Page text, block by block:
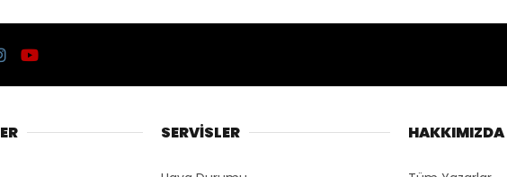
SERVİSLER HAKKIMIZDA